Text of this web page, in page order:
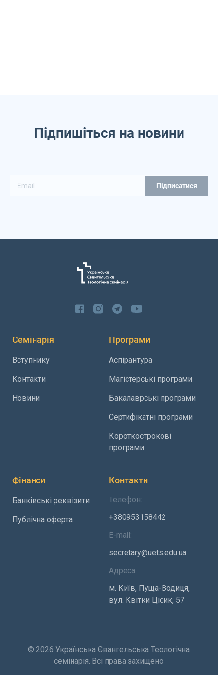
Підпишіться на новини
Семінарія
Вступнику
Контакти
Новини
Програми
Аспірантура
Магістерські програми
Бакалаврські програми
Сертифікатні програми
Короткострокові
програми
Фінанси
Банківські реквізити
Публічна оферта
Контакти
Телефон:
+380953158442
E-mail:
secretary@uets.edu.ua
Адреса:
м. Київ, Пуща-Водиця,
вул. Квітки Цісик, 57
© 2026 Українська Євангельська Теологічна
семінарія. Всі права захищено